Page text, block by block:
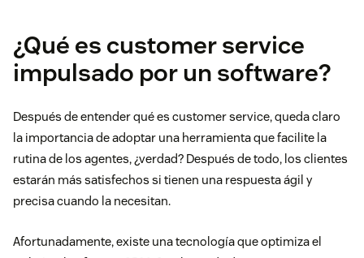
¿Qué es customer service
impulsado por un software?
Después de entender qué es customer service, queda claro
la importancia de adoptar una herramienta que facilite la
rutina de los agentes, ¿verdad? Después de todo, los clientes
estarán más satisfechos si tienen una respuesta ágil y
precisa cuando la necesitan.
Afortunadamente, existe una tecnología que optimiza el